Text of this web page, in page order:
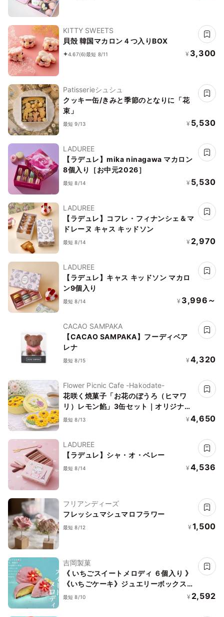
KITTY SWEETS
貝殻 韓国マカロン４つ入りBOX
4.67(6)最短 8/11 ¥ 3,300
Patisserieシュシュ
クッキー缶/きみと季節のとなりに「花
束」
最短 9/13 ¥ 5,530
LADUREE
【ラデュレ】mika ninagawa マカロン
8個入り［お中元2026］
最短 8/14 ¥ 5,530
LADUREE
【ラデュレ】コフレ・フィナンシェ＆マ
ドレーヌ キャス キッドソン
最短 8/14 ¥ 2,970
LADUREE
【ラデュレ】キャス キッドソン マカロ
ン9個入り
最短 8/14 ¥ 3,996～
CACAO SAMPAKA
【CACAO SAMPAKA】フーディベア
レナ
最短 8/15 ¥ 4,320
Flower Picnic Cafe -Hakodate-
花咲く焼菓子「お花のぼうろ（ヒマワ
リ）レモン餡」3缶セット｜オリジナル
紙袋を3枚
最短 8/13 ¥ 4,650
LADUREE
【ラデュレ】シャ・オ・ベレー
最短 8/14 ¥ 4,536
フリアンディーズ
フレッシュマシュマロフラワー
最短 8/12 ¥ 1,500
吉岡製菓
《 いちごスイートメロディ ６個入り 》
《いちごケーキ》ジュエリーボックス
DAIFUKU ありがとう 大福 お取り寄せ
最短 8/10 ¥ 2,592